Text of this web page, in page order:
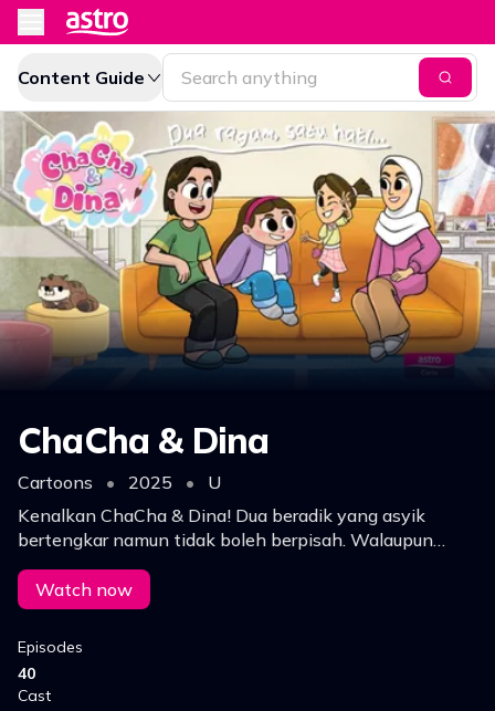
Content Guide
ChaCha & Dina
Cartoons • 2025 •
U
Kenalkan ChaCha & Dina! Dua beradik yang asyik
bertengkar namun tidak boleh berpisah. Walaupun
mempunyai banyak perbezaan, ikatan meraka semakin
kukuh dengan setiap gelak ketawa dan pengembaraan.
Watch now
Episodes
40
Cast